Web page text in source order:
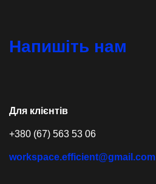
Напишіть нам
Для клієнтів
+380 (67) 563 53 06
workspace.efficient@gmail.com